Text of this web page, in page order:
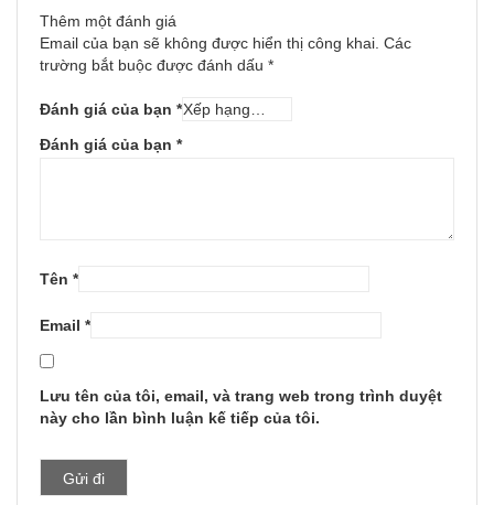
Thêm một đánh giá
Email của bạn sẽ không được hiển thị công khai. Các
trường bắt buộc được đánh dấu *
Đánh giá của bạn *
Đánh giá của bạn *
Tên *
Email *
Lưu tên của tôi, email, và trang web trong trình duyệt
này cho lần bình luận kế tiếp của tôi.